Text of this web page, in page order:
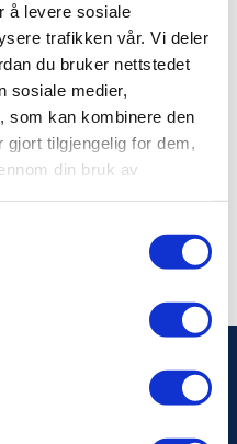
å levere sosiale
trafikken vår. Vi deler
du bruker nettstedet
sosiale medier,
som kan kombinere den
gjort tilgjengelig for dem,
din bruk av
Databasens
kan ta noen få ekstra
registeret.